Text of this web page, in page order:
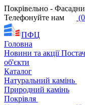
Покрівельно -
Телефонуйте нам
ПФЦ
Головна
Новини та акції
об'єкти
Каталог
Натуральний камінь
Природний камінь
Покрівля